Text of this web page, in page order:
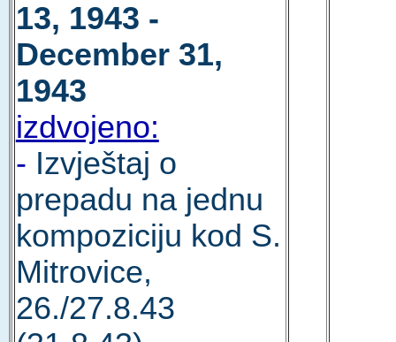
13, 1943 -
December 31,
1943
izdvojeno:
- Izvještaj o
prepadu na jednu
kompoziciju kod S.
Mitrovice,
26./27.8.43